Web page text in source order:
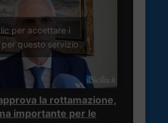
per accettare i
per questo servizio
la rottamazione,
importante per le